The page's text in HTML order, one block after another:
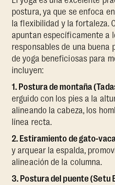
postura, ya que se enfoca
la flexibilidad y la fortaleza.
apuntan específicamente a
responsables de una buena
de yoga beneficiosas para
incluyen:
1. Postura de montaña
erguido con los pies a la
alineando la cabeza, los
línea recta.
2. Estiramiento de gato-
y arquear la espalda,
alineación de la columna.
3. Postura del puente (Setu